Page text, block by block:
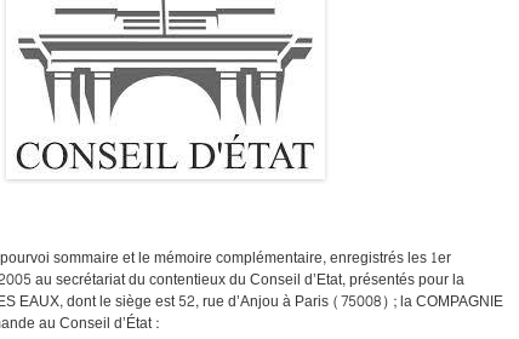
sommaire et le mémoire complémentaire, enregistrés les 1er
au secrétariat du contentieux du Conseil d’Etat, présentés pour la
EAUX, dont le siège est 52, rue d’Anjou à Paris (75008) ; la COMPAGNIE
au Conseil d’État :